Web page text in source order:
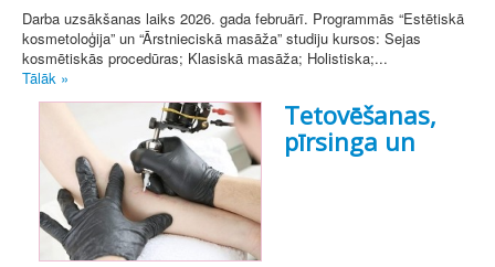
Darba uzsākšanas laiks 2026. gada februārī. Programmās “Estētiskā
kosmetoloģija” un “Ārstnieciskā masāža” studiju kursos: Sejas
kosmētiskās procedūras; Klasiskā masāža; Holistiska;...
Tālāk »
Tetovēšanas,
pīrsinga un